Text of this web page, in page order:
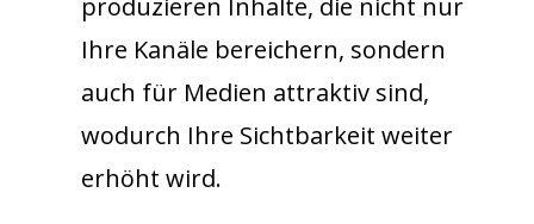
Ihre Kanäle bereichern, sondern
auch für Medien attraktiv sind,
wodurch Ihre Sichtbarkeit weiter
erhöht wird. ​